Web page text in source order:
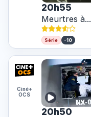
20h55
Meurtres à...
Série -10
Ciné+
OCS
20h50